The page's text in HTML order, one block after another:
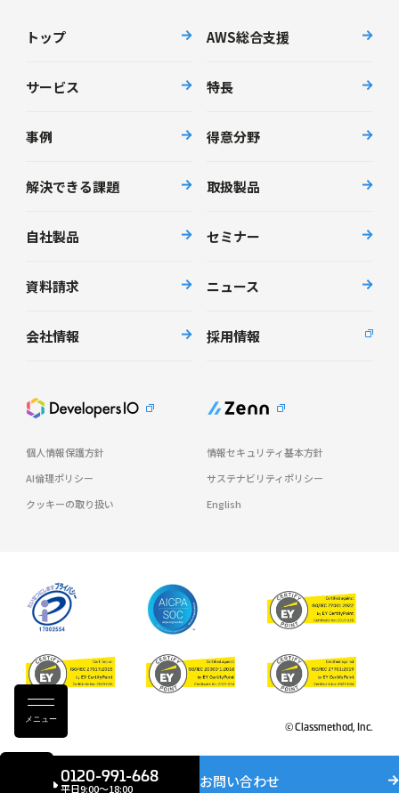
メニュー
トップ AWS総合支援
サービス 特長
事例 得意分野
解決できる課題 取扱製品
自社製品 セミナー
資料請求 ニュース
会社情報 採用情報
個人情報保護方針
情報セキュリティ基本方針
AI倫理ポリシー
サステナビリティポリシー
クッキーの取り扱い
English
© Classmethod, Inc.
0120-991-668
平日9:00〜18:00 お問い合わせ